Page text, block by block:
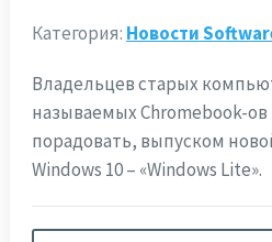
Категория: Новости
Владельцев старых
называемых Chromebook-
порадовать, выпуском
Windows 10 – «Windows Lite».